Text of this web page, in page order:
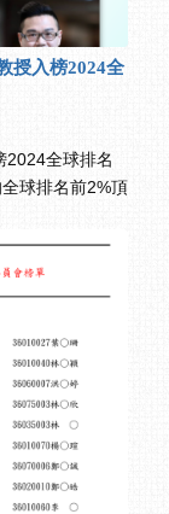
授入榜2024全
2024全球排名
球排名前2%頂